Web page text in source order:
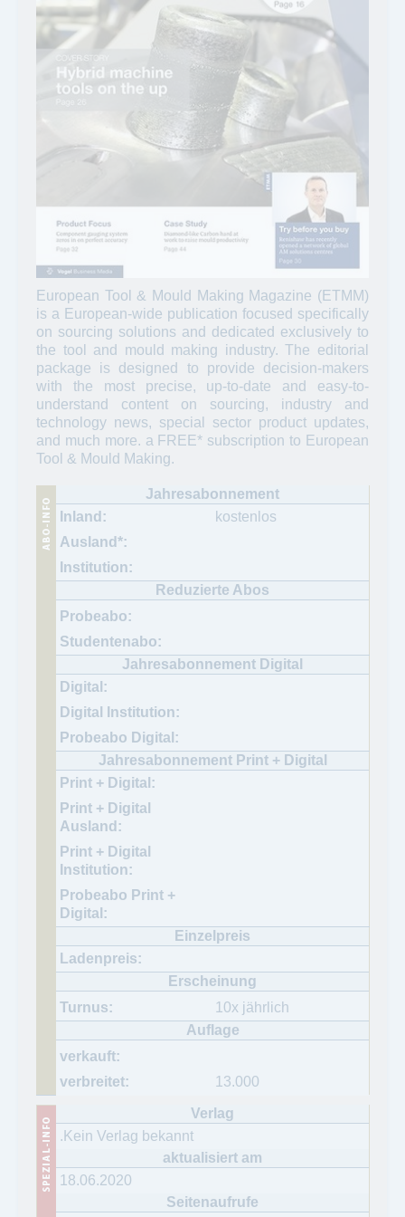
European Tool & Mould Making Magazine (ETMM)
is a European-wide publication focused specifically
on sourcing solutions and dedicated exclusively to
the tool and mould making industry. The editorial
package is designed to provide decision-makers
with the most precise, up-to-date and easy-to-
understand content on sourcing, industry and
technology news, special sector product updates,
and much more. a FREE* subscription to European
Tool & Mould Making.
kostenlos
10x jährlich
13.000
.Kein Verlag bekannt
18.06.2020